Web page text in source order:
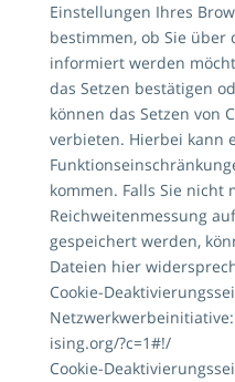
Einstellungen Ihres
bestimmen, ob Sie über
informiert werden
das Setzen bestätigen
können das Setzen von
verbieten. Hierbei kann
kommen. Falls Sie nicht
Reichweitenmessung
gespeichert werden,
Dateien hier
Cookie-
Netzwerkwerbeinitiative:
ising.org/?c=1#!/
Cookie-